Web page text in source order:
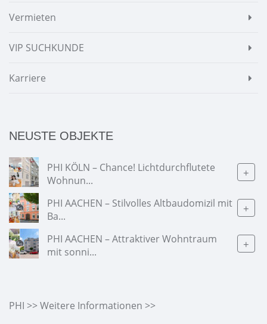
Vermieten
VIP SUCHKUNDE
Karriere
NEUSTE OBJEKTE
PHI KÖLN – Chance! Lichtdurchflutete
Wohnun...
+
PHI AACHEN – Stilvolles Altbaudomizil mit
Ba...
+
PHI AACHEN – Attraktiver Wohntraum
mit sonni...
+
PHI >> Weitere Informationen >>